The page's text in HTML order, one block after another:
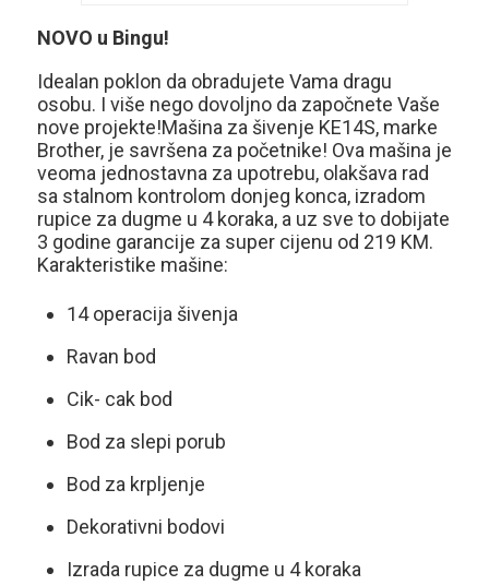
NOVO u Bingu!
Idealan poklon da obradujete Vama dragu
osobu. I više nego dovoljno da započnete Vaše
nove projekte!Mašina za šivenje KE14S, marke
Brother, je savršena za početnike! Ova mašina je
veoma jednostavna za upotrebu, olakšava rad
sa stalnom kontrolom donjeg konca, izradom
rupice za dugme u 4 koraka, a uz sve to dobijate
3 godine garancije za super cijenu od 219 KM.
Karakteristike mašine:
14 operacija šivenja
Ravan bod
Cik- cak bod
Bod za slepi porub
Bod za krpljenje
Dekorativni bodovi
Izrada rupice za dugme u 4 koraka